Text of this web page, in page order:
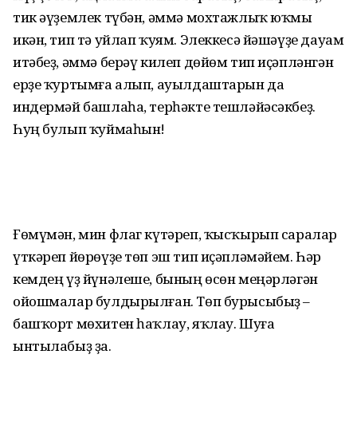
тик әүҙемлек түбән, әммә мохтажлыҡ юҡмы
икән, тип тә уйлап ҡуям. Элеккесә йәшәүҙе дауам
итәбеҙ, әммә берәү килеп дөйөм тип иҫәпләнгән
ерҙе ҡуртымға алып, ауылдаштарын да
индермәй башлаһа, терһәкте тешләйәсәкбеҙ.
Һуң булып ҡуймаһын!
Ғөмүмән, мин флаг күтәреп, ҡысҡырып саралар
үткәреп йөрөүҙе төп эш тип иҫәпләмәйем. Һәр
кемдең үҙ йүнәлеше, бының өсөн меңәрләгән
ойошмалар бул­дырылған. Төп бурысыбыҙ –
башҡорт мөхи­тен һаҡлау, яҡлау. Шуға
ынтылабыҙ ҙа.